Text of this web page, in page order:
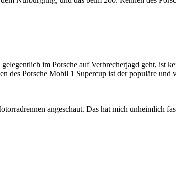
gelegentlich im Porsche auf Verbrecherjagd geht, ist
Porsche Mobil 1 Supercup ist der populäre und
angeschaut. Das hat mich unheimlich